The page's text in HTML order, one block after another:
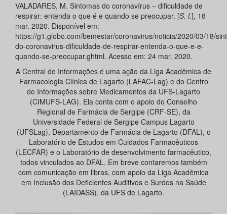
VALADARES, M. Sintomas do coronavírus – dificuldade de
respirar: entenda o que é e quando se preocupar. [S. l.], 18
mar. 2020. Disponível em:
https://g1.globo.com/bemestar/coronavirus/noticia/2020/03/18/
do-coronavirus-dificuldade-de-respirar-entenda-o-que-e-e-
quando-se-preocupar.ghtml. Acesso em: 24 mar. 2020.
A Central de Informações é uma ação da Liga Acadêmica de
Farmacologia Clínica de Lagarto (LAFAC-Lag) e do Centro
de Informações sobre Medicamentos da UFS-Lagarto
(CIMUFS-LAG). Ela conta com o apoio do Conselho
Regional de Farmácia de Sergipe (CRF-SE), da
Universidade Federal de Sergipe Campus Lagarto
(UFSLag), Departamento de Farmácia de Lagarto (DFAL), o
Laboratório de Estudos em Cuidados Farmacêuticos
(LECFAR) e o Laboratório de desenvolvimento farmacêutico,
todos vinculados ao DFAL. Em breve contaremos também
com comunicação em libras, com apoio da Liga Acadêmica
em Inclusão dos Deficientes Auditivos e Surdos na Saúde
(LAIDASS), da UFS de Lagarto.